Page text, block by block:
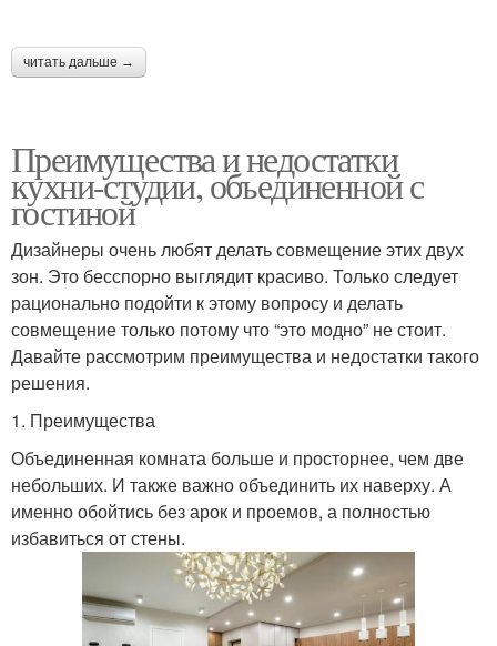
читать дальше →
Преимущества и недостатки
кухни-студии, объединенной с
гостиной
Дизайнеры очень любят делать совмещение этих двух
зон. Это бесспорно выглядит красиво. Только следует
рационально подойти к этому вопросу и делать
совмещение только потому что “это модно” не стоит.
Давайте рассмотрим преимущества и недостатки такого
решения.
1. Преимущества
Объединенная комната больше и просторнее, чем две
небольших. И также важно объединить их наверху. А
именно обойтись без арок и проемов, а полностью
избавиться от стены.